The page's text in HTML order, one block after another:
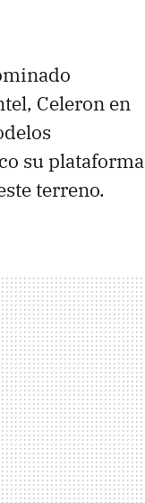
Celeron en
su plataforma
terreno.